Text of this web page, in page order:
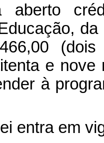
aberto
e
à
entra em